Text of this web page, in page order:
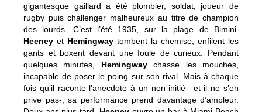
gigantesque gaillard a été plombier, soldat, joueur de
rugby puis challenger malheureux au titre de champion
des lourds. C’est l’été 1935, sur la plage de Bimini.
Heeney et Hemingway tombent la chemise, enfilent les
gants et boxent devant une foule de curieux. Pendant
quelques minutes, Hemingwaychasse les mouches,
incapable de poser le poing sur son rival. Mais à chaque
fois qu’il raconte l’anecdote à un non-initié –et il ne s’en
prive pas-, sa performance prend davantage d’ampleur.